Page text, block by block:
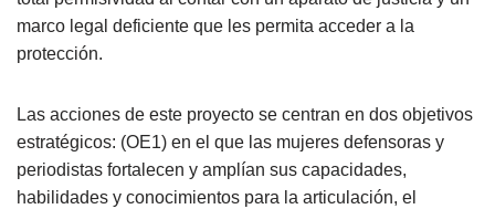
marco legal deficiente que les permita acceder a la
protección.
Las acciones de este proyecto se centran en dos objetivos
estratégicos: (OE1) en el que las mujeres defensoras y
periodistas fortalecen y amplían sus capacidades,
habilidades y conocimientos para la articulación, el